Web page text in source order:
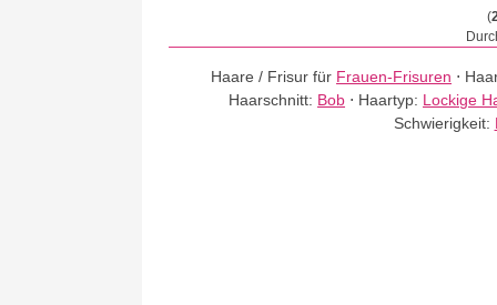
(
Haare / Frisur für Frauen-Frisuren ⋅
Haarschnitt: Bob ⋅ Haartyp: Lockige
Schwierigkeit: